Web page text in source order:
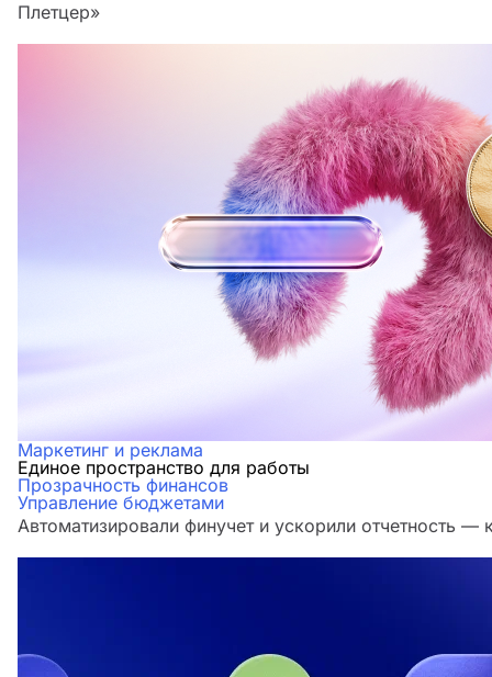
Плетцер»
Маркетинг и реклама
Единое пространство для работы
Прозрачность финансов
Управление бюджетами
Автоматизировали финучет и ускорили отчетность —